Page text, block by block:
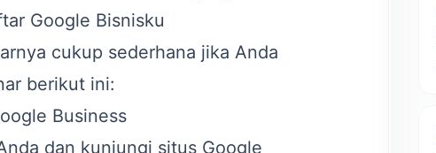
Google Bisnisku
cukup sederhana jika Anda
berikut ini:
Business
dan kunjungi situs Google